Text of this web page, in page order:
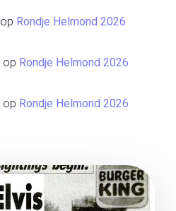
op Rondje Helmond 2026
op Rondje Helmond 2026
op Rondje Helmond 2026